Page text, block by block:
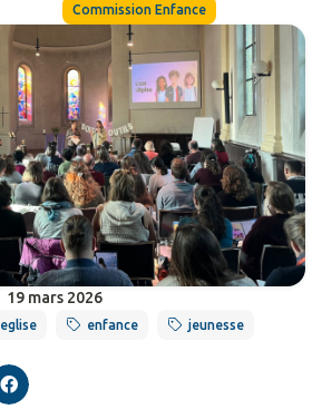
Commission Enfance
19 mars 2026
eglise enfance jeunesse